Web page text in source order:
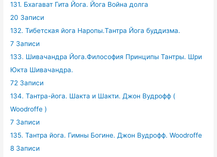
131. Бхагават Гита Йога. Йога Война долга
20 Записи
132. Тибетская йога Наропы.Тантра Йога буддизма.
7 Записи
133. Шивачандра Йога.Философия Принципы Тантры. Шри
Юкта Шивачандра.
72 Записи
134. Тантра-йога. Шакта и Шакти. Джон Вудрофф (
Woodroffe )
7 Записи
135. Тантра йога. Гимны Богине. Джон Вудрофф. Woodroffe
8 Записи